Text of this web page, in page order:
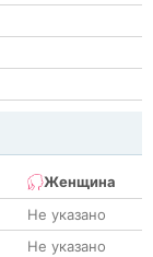
Женщина
Не указано
Не указано